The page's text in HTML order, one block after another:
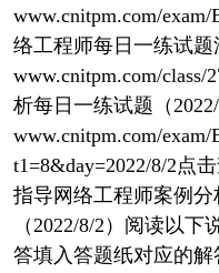
www.cnitpm.com/exam/
络工程师每日一练试题
www.cnitpm.com/class/
析每日一练试题（
www.cnitpm.com/exam/
t1=8&day=2022/8/2点
指导网络工程师案例
（2022/8/2）阅读以
答填入答题纸对应的